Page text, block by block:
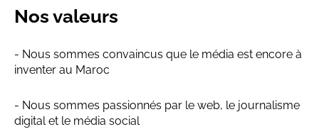
Nos valeurs
- Nous sommes convaincus que le média est encore à
inventer au Maroc
- Nous sommes passionnés par le web, le journalisme
digital et le média social